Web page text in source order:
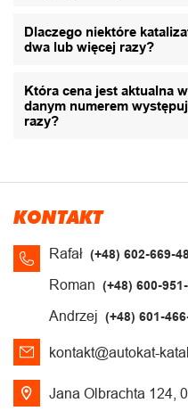
Dlaczego niektóre
dwa lub więcej razy?
Która cena jest aktualna
danym numerem
razy?
KONTAKT
Rafał (+48) 602-669-
Roman (+48) 600-
Andrzej (+48) 601-
kontakt@autokat-
Jana Olbrachta 124,